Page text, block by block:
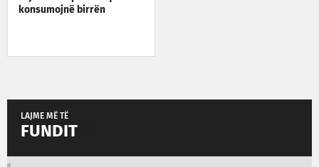
konsumojnë birrën
LAJME MË TË
FUNDIT